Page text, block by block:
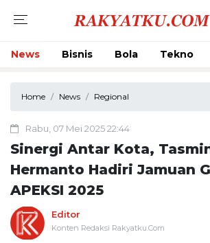
News Bisnis Bola Tekno
Home News Regional
Rabu, 07 Mei 2025 22:44
Sinergi Antar Kota,
Hermanto Hadiri Jamuan
APEKSI 2025
Editor
Konten Redaksi Rakyatku.Com